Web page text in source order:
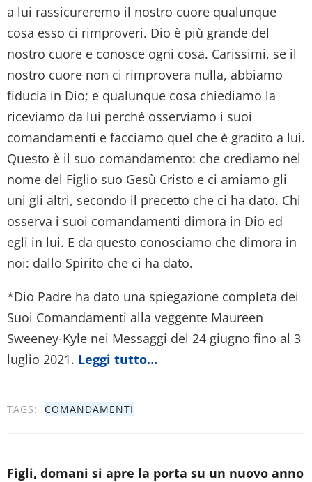
a lui rassicureremo il nostro cuore qualunque
cosa esso ci rimproveri. Dio è più grande del
nostro cuore e conosce ogni cosa. Carissimi, se il
nostro cuore non ci rimprovera nulla, abbiamo
fiducia in Dio; e qualunque cosa chiediamo la
riceviamo da lui perché osserviamo i suoi
comandamenti e facciamo quel che è gradito a lui.
Questo è il suo comandamento: che crediamo nel
nome del Figlio suo Gesù Cristo e ci amiamo gli
uni gli altri, secondo il precetto che ci ha dato. Chi
osserva i suoi comandamenti dimora in Dio ed
egli in lui. E da questo conosciamo che dimora in
noi: dallo Spirito che ci ha dato.
*Dio Padre ha dato una spiegazione completa dei
Suoi Comandamenti alla veggente Maureen
Sweeney-Kyle nei Messaggi del 24 giugno fino al 3
luglio 2021. Leggi tutto…
TAGS: COMANDAMENTI
Figli, domani si apre la porta su un nuovo anno